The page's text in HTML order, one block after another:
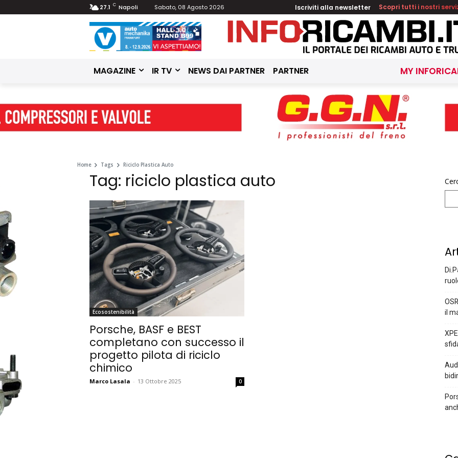
27.1 C Napoli Sabato, 08 Agosto 2026 Iscriviti alla newsletter Scopri tutti i nostri
MAGAZINE IR TV NEWS DAI PARTNER PARTNER MY
Home Tags Riciclo Plastica Auto
Tag: riciclo plastica auto
Ecosostenibilità
Porsche, BASF e BEST
completano con successo il
progetto pilota di riciclo
chimico
Marco Lasala - 13 Ottobre 2025 0
il